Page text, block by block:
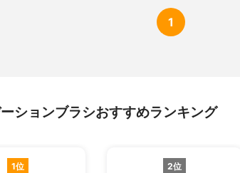
1
ションブラシおすすめランキング
1位 2位